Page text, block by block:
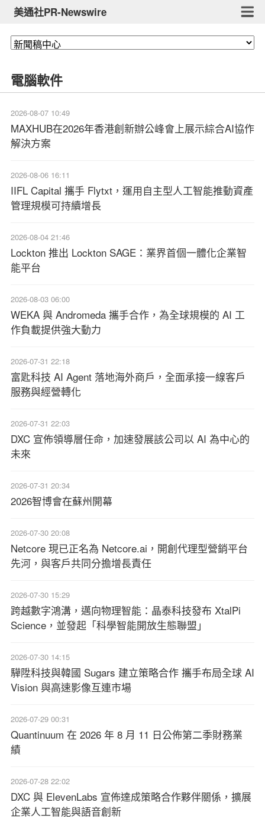
美通社PR-Newswire
電腦軟件
2026-08-07 10:49
MAXHUB在2026年香港創新辦公峰會上展示綜合AI協作
解決方案
2026-08-06 16:11
IIFL Capital 攜手 Flytxt，運用自主型人工智能推動資產
管理規模可持續增長
2026-08-04 21:46
Lockton 推出 Lockton SAGE：業界首個一體化企業智
能平台
2026-08-03 06:00
WEKA 與 Andromeda 攜手合作，為全球規模的 AI 工
作負載提供強大動力
2026-07-31 22:18
富匙科技 AI Agent 落地海外商戶，全面承接一線客戶
服務與經營轉化
2026-07-31 22:03
DXC 宣佈領導層任命，加速發展該公司以 AI 為中心的
未來
2026-07-31 20:34
2026智博會在蘇州開幕
2026-07-30 20:08
Netcore 現已正名為 Netcore.ai，開創代理型營銷平台
先河，與客戶共同分擔增長責任
2026-07-30 15:29
跨越數字鴻溝，邁向物理智能：晶泰科技發布 XtalPi
Science，並發起「科學智能開放生態聯盟」
2026-07-30 14:15
驊陞科技與韓國 Sugars 建立策略合作 攜手布局全球 AI
Vision 與高速影像互連市場
2026-07-29 00:31
Quantinuum 在 2026 年 8 月 11 日公佈第二季財務業
績
2026-07-28 22:02
DXC 與 ElevenLabs 宣佈達成策略合作夥伴關係，擴展
企業人工智能與語音創新